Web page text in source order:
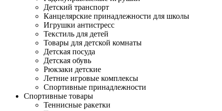
Детский транспорт
Канцелярские принадлежности для школы
Игрушки антистресс
Текстиль для детей
Товары для детской комнаты
Детская посуда
Детская обувь
Рюкзаки детские
Летние игровые комплексы
Спортивные принадлежности
Спортивные товары
Теннисные ракетки